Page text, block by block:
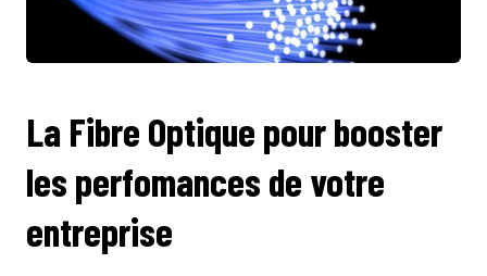
La Fibre Optique pour booster
les perfomances de votre
entreprise